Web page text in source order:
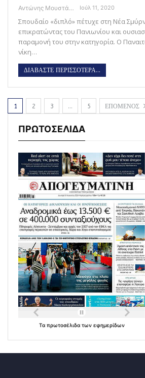
Αντώνης Μουστάκας Ιούλ 11, 2020
Σπουδαίο «διπλό» πέτυχε στη Νέα
επικρατώντας του Πανιωνίου και
παραμονή του στην κατηγορία. Ο
νίκη…
ΔΙΑΒΑΣΤΕ ΠΕΡΙΣΣΟΤΕΡΑ...
1 2 3 … 5 ΕΠΟΜΕΝΟΣ
ΠΡΩΤΟΣΕΛΙΔΑ
Τα πρωτοσέλιδα των εφημερίδων